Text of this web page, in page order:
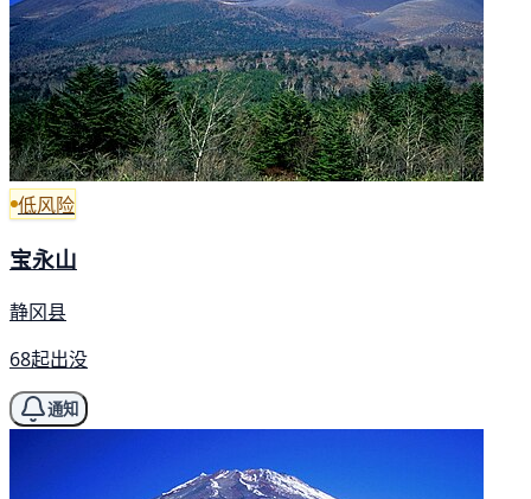
低风险
宝永山
静冈县
68起出没
通知